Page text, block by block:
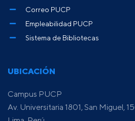
UBICACIÓN
Campus PUCP
Av. Universitaria 1801, San Miguel,
Correo PUCP
Empleabilidad PUCP
Sistema de Bibliotecas